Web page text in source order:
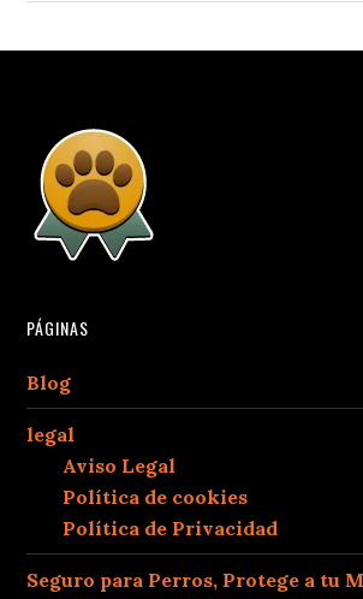
PÁGINAS
Blog
legal
Aviso Legal
Política de cookies
Política de Privacidad
Seguro para Perros, Protege a tu